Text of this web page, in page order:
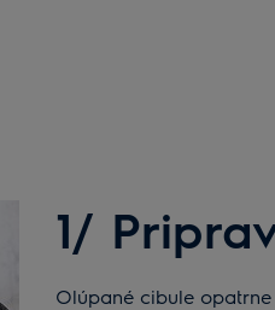
1/
Olúpané cibule opatrne hore aj dole zrežeme, preložíme na dierovaný